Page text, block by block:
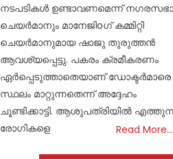
നടപടികൾ ഉണ്ടാവണമെന്ന്
ചെയർമാനും മാനേജിoഗ് കമ്മിറ്റി
ചെയർമാനുമായ ഷാജു തുരുത്തൻ
ആവശ്യപ്പെട്ടു. പകരം ക്രമീകരണം
ഏർപ്പെടുത്താതെയാണ് ഡോക്ടർമാരെ
സ്ഥലം മാറ്റുന്നതെന്ന് അദ്ദേഹം
ചൂണ്ടിക്കാട്ടി. ആശുപത്രിയിൽ
രോഗികളെ
Read More…